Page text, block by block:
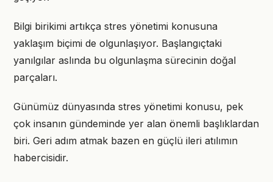
Bilgi birikimi artıkça stres yönetimi konusuna
yaklaşım biçimi de olgunlaşıyor. Başlangıçtaki
yanılgılar aslında bu olgunlaşma sürecinin doğal
parçaları.
Günümüz dünyasında stres yönetimi konusu, pek
çok insanın gündeminde yer alan önemli başlıklardan
biri. Geri adım atmak bazen en güçlü ileri atılımın
habercisidir.